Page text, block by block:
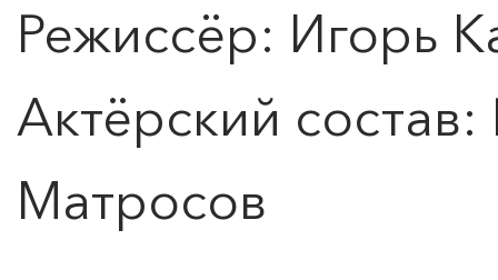
Режиссёр: Игорь
Актёрский
Матросов